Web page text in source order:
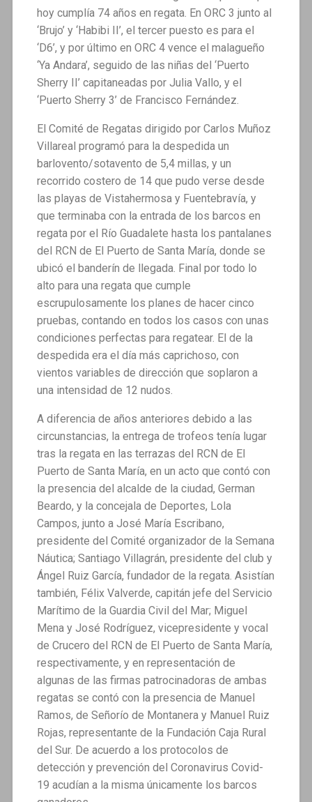
hoy cumplía 74 años en regata. En ORC 3 junto al
‘Brujo’ y ‘Habibi II’, el tercer puesto es para el
‘D6’, y por último en ORC 4 vence el malagueño
‘Ya Andara’, seguido de las niñas del ‘Puerto
Sherry II’ capitaneadas por Julia Vallo, y el
‘Puerto Sherry 3’ de Francisco Fernández.
El Comité de Regatas dirigido por Carlos Muñoz
Villareal programó para la despedida un
barlovento/sotavento de 5,4 millas, y un
recorrido costero de 14 que pudo verse desde
las playas de Vistahermosa y Fuentebravía, y
que terminaba con la entrada de los barcos en
regata por el Río Guadalete hasta los pantalanes
del RCN de El Puerto de Santa María, donde se
ubicó el banderín de llegada. Final por todo lo
alto para una regata que cumple
escrupulosamente los planes de hacer cinco
pruebas, contando en todos los casos con unas
condiciones perfectas para regatear. El de la
despedida era el día más caprichoso, con
vientos variables de dirección que soplaron a
una intensidad de 12 nudos.
A diferencia de años anteriores debido a las
circunstancias, la entrega de trofeos tenía lugar
tras la regata en las terrazas del RCN de El
Puerto de Santa María, en un acto que contó con
la presencia del alcalde de la ciudad, German
Beardo, y la concejala de Deportes, Lola
Campos, junto a José María Escribano,
presidente del Comité organizador de la Semana
Náutica; Santiago Villagrán, presidente del club y
Ángel Ruiz García, fundador de la regata. Asistían
también, Félix Valverde, capitán jefe del Servicio
Marítimo de la Guardia Civil del Mar; Miguel
Mena y José Rodríguez, vicepresidente y vocal
de Crucero del RCN de El Puerto de Santa María,
respectivamente, y en representación de
algunas de las firmas patrocinadoras de ambas
regatas se contó con la presencia de Manuel
Ramos, de Señorío de Montanera y Manuel Ruiz
Rojas, representante de la Fundación Caja Rural
del Sur. De acuerdo a los protocolos de
detección y prevención del Coronavirus Covid-
19 acudían a la misma únicamente los barcos